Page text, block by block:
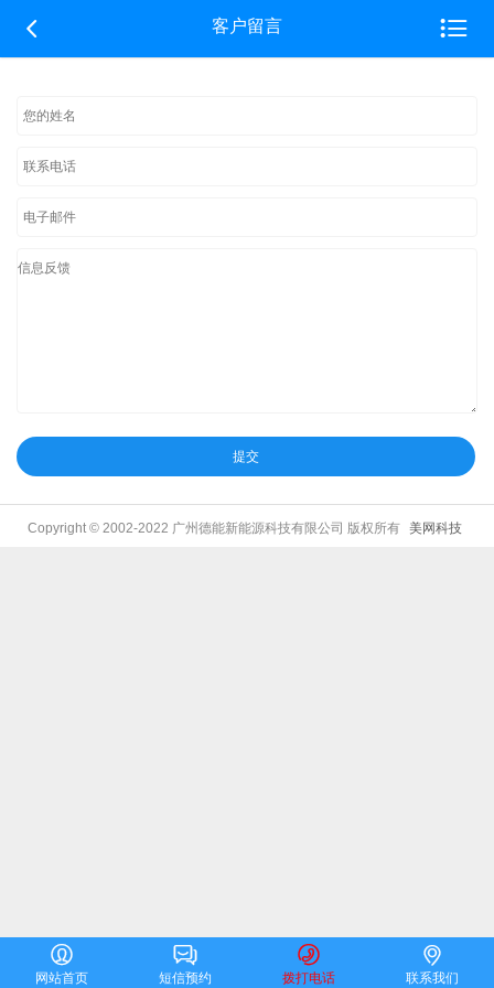
 客户留言 
Copyright © 2002-2022 广州德能新能源科技有限公司 版权所有 美网科技

网站首页

短信预约

拨打电话

联系我们